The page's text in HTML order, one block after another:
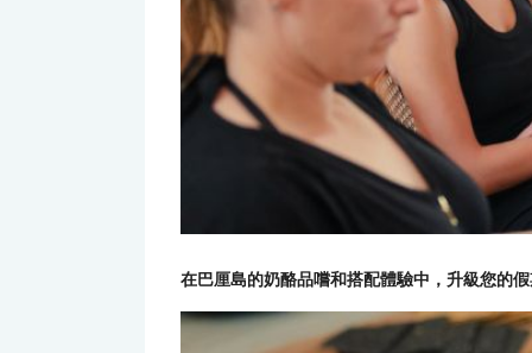
在巴厘島的奶酪品嚐和搭配體驗中，升級您的